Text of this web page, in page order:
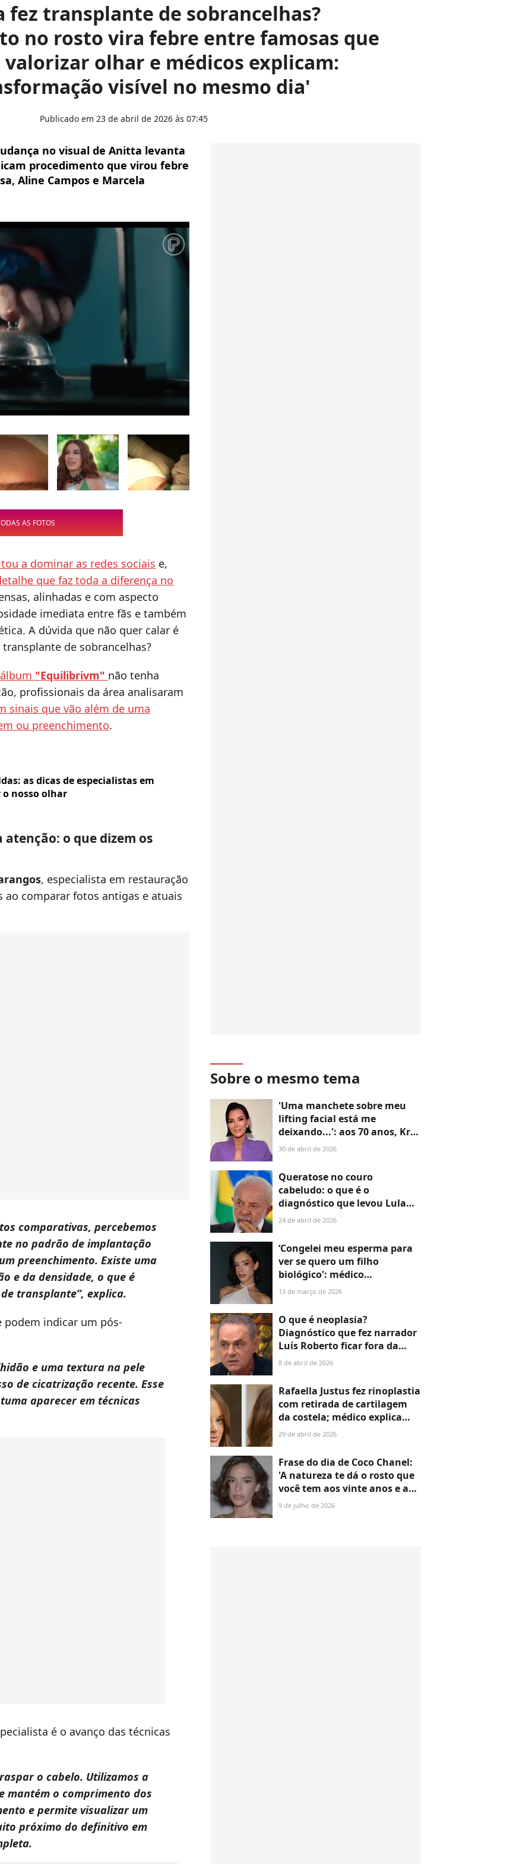
fez transplante de sobrancelhas?
no rosto vira febre entre famosas que
valorizar olhar e médicos explicam:
visível no mesmo dia'
Publicado em 23 de abril de 2026 às 07:45
no visual de Anitta levanta
procedimento que virou febre
Aline Campos e Marcela
AS FOTOS
a dominar as redes sociais e,
que faz toda a diferença no
alinhadas e com aspecto
imediata entre fãs e também
A dúvida que não quer calar é
de sobrancelhas?
álbum "Equilibrivm" não tenha
profissionais da área analisaram
sinais que vão além de uma
ou preenchimento.
as dicas de especialistas em
nosso olhar
o que dizem os
, especialista em restauração
comparar fotos antigas e atuais
comparativas, percebemos
no padrão de implantação
preenchimento. Existe uma
e da densidade, o que é
transplante”, explica.
podem indicar um pós-
e uma textura na pele
de cicatrização recente. Esse
aparecer em técnicas
é o avanço das técnicas
o cabelo. Utilizamos a
mantém o comprimento dos
e permite visualizar um
próximo do definitivo em
Sobre o mesmo tema
'Uma manchete sobre meu
lifting facial está me
deixando...': aos 70 anos, Kris
Jenner quebra silêncio sobre
com médico que fez
procedimento no rosto
30 de abril de 2026
Queratose no couro
cabeludo: o que é o
diagnóstico que levou Lula
para realização de um
Médica explica quando
quadro pode evoluir para
câncer de pele
24 de abril de 2026
‘Congelei meu esperma para
ver se quero um filho
biológico': médico
especialista em reprodução
Longuinho antes de cirurgia
de afirmação de gênero
13 de março de 2026
O que é neoplasia?
Diagnóstico que fez narrador
Luís Roberto ficar fora da
Copa do Mundo é explicado
dar origem a tumores
benignos ou malignos'
8 de abril de 2026
Rafaella Justus fez rinoplastia
com retirada de cartilagem
da costela; médico explica
método: ‘Enxertos para
29 de abril de 2026
Frase do dia de Coco Chanel:
'A natureza te dá o rosto que
você tem aos vinte anos e a
vida molda o rosto que você
9 de julho de 2026